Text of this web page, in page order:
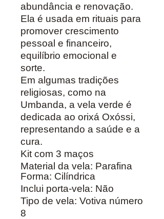
abundância e renovação.
Ela é usada em rituais para
promover crescimento
pessoal e financeiro,
equilíbrio emocional e
sorte.
Em algumas tradições
religiosas, como na
Umbanda, a vela verde é
dedicada ao orixá Oxóssi,
representando a saúde e a
cura.
Kit com 3 maços
Material da vela: Parafina
Forma: Cilíndrica
Inclui porta-vela: Não
Tipo de vela: Votiva número
8